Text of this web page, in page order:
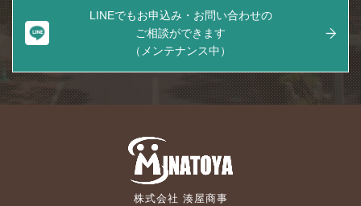
LINEでもお申込み・お問い合わせの
ご相談ができます
（メンテナンス中）
株式会社 湊屋商事